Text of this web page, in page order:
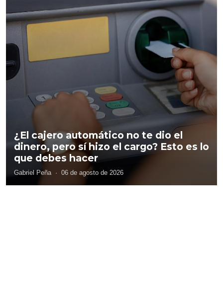
¿El cajero automático no te dio el
dinero, pero sí hizo el cargo? Esto es lo
que debes hacer
Gabriel Peña · 06 de agosto de 2026